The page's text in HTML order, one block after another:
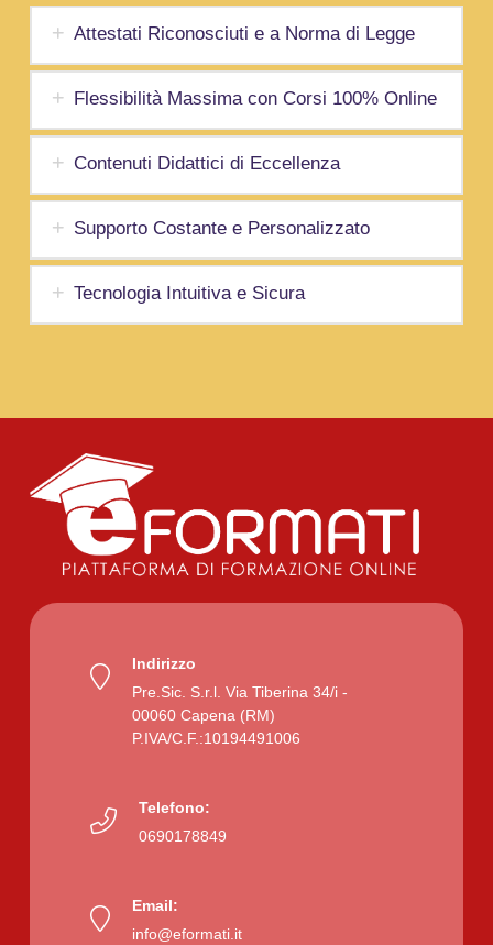
Attestati Riconosciuti e a Norma di Legge
Flessibilità Massima con Corsi 100% Online
Contenuti Didattici di Eccellenza
Supporto Costante e Personalizzato
Tecnologia Intuitiva e Sicura
Indirizzo
Pre.Sic. S.r.l. Via Tiberina 34/i -
00060 Capena (RM)
P.IVA/C.F.:10194491006
Telefono:
0690178849
Email:
info@eformati.it